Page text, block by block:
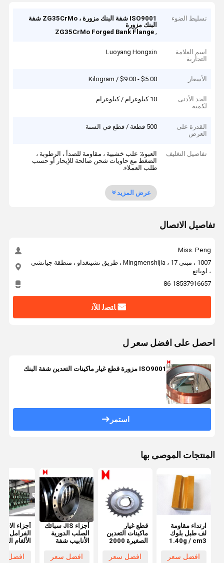
تسليط الضوء
ISO9001 شفة البنك مزورة ، ZG35CrMo شفة
البنك مزورة
,
ZG35CrMo Forged Bank Flange
اسم العلامة
التجارية
Luoyang Hongxin
الأسعار $5.00 - $9.00 / Kilogram
الحد الأدنى
لكمية
10 كيلوغرام / كيلوغرام
القدرة على
العرض
500 قطعة / قطع في السنة
تفاصيل التغليف
العبوة: علب خشبية ، مقاومة للصدأ ، الرطوبة ،
الضغط مع حاويات شحن صالحة للإبحار أو حسب
طلب العملاء.
عرض المزيد
تفاصيل الاتصال
Miss. Peng
1007 ، مبنى 17 ، Mingmenshijia ، طريق تشينغداو ، منطقة جيانشي
، لويانغ
86-18537916657
ﺎﺘﺼﻟ ﺍﻶﻧ
احصل على افضل سعر ل
ISO9001 مزورة قطع غيار ماكينات التعدين شفة البنك
استمر
المنتجات الموصى بها
ارتداء مقاومة
لف طبل بلوك
1.40g / cm3
ماكينات التعدين
افضل سعر
قطع غيار
ماكينات التعدين
الصغيرة 2000
افضل سعر
أجزاء JIS سبائك
الصلب الدورية
الأنابيب شفة
افضل سعر
أجزاء
الفرامل
الألغام
افضل